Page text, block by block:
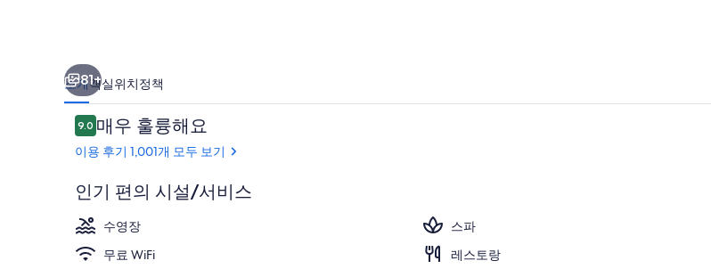
81+
소개객실위치정책
이
용
후
9.010점 만점 중 9.0점.
매우 훌륭해요
이용 후기 1,001개 모두 보기
인기 편의 시설/서비스
수영장
스파
무료 WiFi
레스토랑